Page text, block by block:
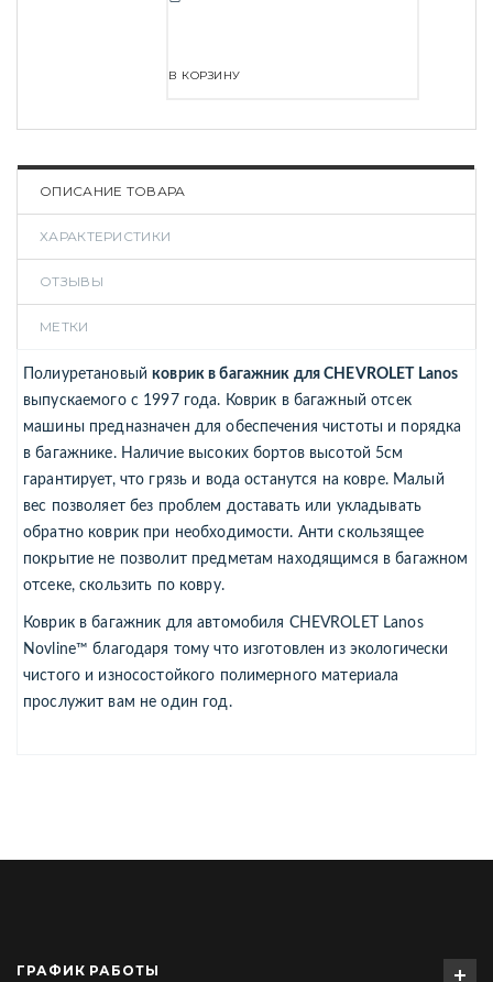
В КОРЗИНУ
ОПИСАНИЕ ТОВАРА
ХАРАКТЕРИСТИКИ
ОТЗЫВЫ
МЕТКИ
Полиуретановыйковрик в багажник для CHEVROLET Lanos
выпускаемого с 1997 года. Коврик в багажный отсек
машины предназначен для обеспечения чистоты и порядка
в багажнике. Наличие высоких бортов высотой 5см
гарантирует, что грязь и вода останутся на ковре. Малый
вес позволяет без проблем доставать или укладывать
обратно коврик при необходимости. Анти скользящее
покрытие не позволит предметам находящимся в багажном
отсеке, скользить по ковру.
Коврик в багажник для автомобиля CHEVROLET Lanos
Novline™ благодаря тому что изготовлен из экологически
чистого и износостойкого полимерного материала
прослужит вам не один год.
ГРАФИК РАБОТЫ